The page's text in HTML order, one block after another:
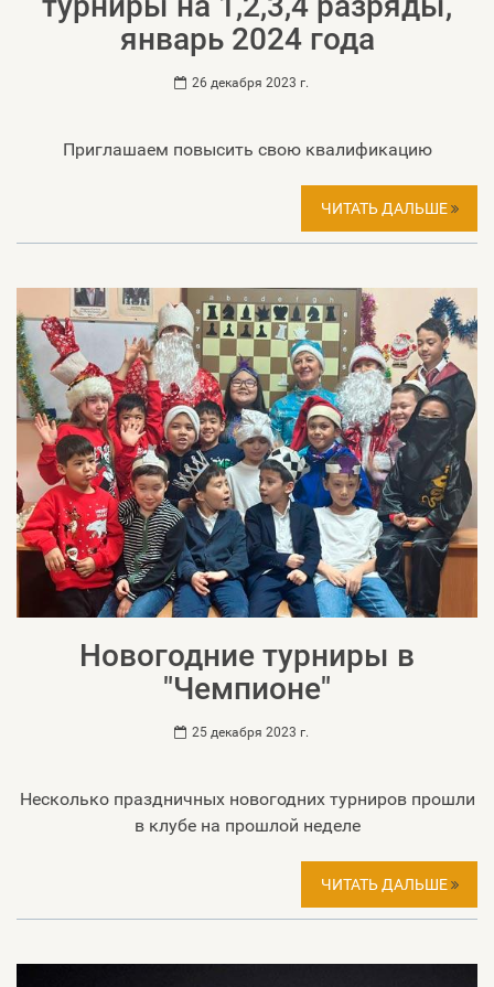
январь 2024 года
26 декабря 2023 г.
Приглашаем повысить свою квалификацию
ЧИТАТЬ ДАЛЬШЕ
Новогодние турниры в
"Чемпионе"
25 декабря 2023 г.
Несколько праздничных новогодних турниров прошли
в клубе на прошлой неделе
ЧИТАТЬ ДАЛЬШЕ